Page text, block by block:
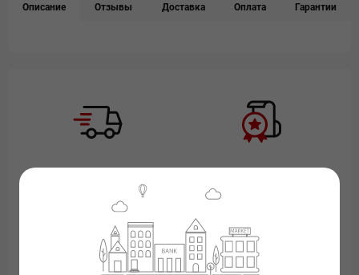
Описание Отзывы Доставка Оплата Гарантии